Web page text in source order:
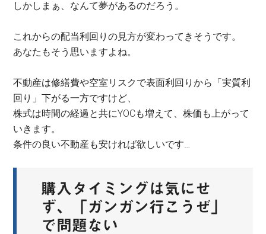
しかしまぁ、なんて夢があるのだろう。
これからの配当利回りの見方が変わってきそうです。
あなたもそう思いますよね。
不動産は修繕費や空室リスクで表面利回りから「実質利
回り」下がる一方ですけど、
株式は時間の経過と共にYOCも増えて、株価も上がって
いきます。
条件の良い不動産も安ければ欲しいです…
購入タイミングは気にせ
ず、「ガンガン行こうぜ」
で問題ない